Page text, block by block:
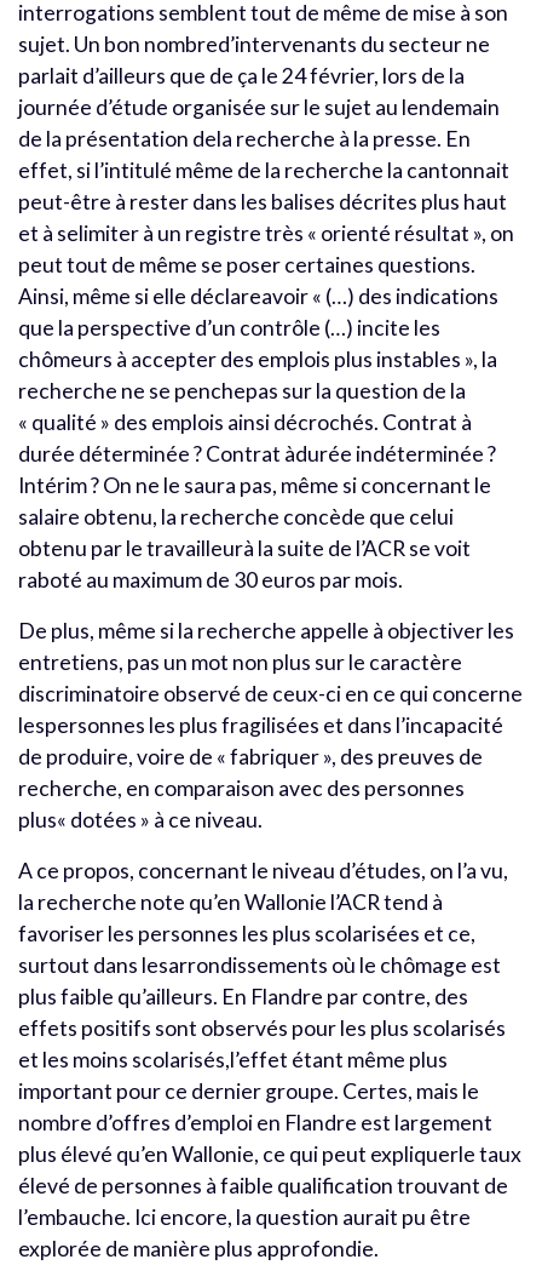
interrogations semblent tout de même de mise à son
sujet. Un bon nombred’intervenants du secteur ne
parlait d’ailleurs que de ça le 24 février, lors de la
journée d’étude organisée sur le sujet au lendemain
de la présentation dela recherche à la presse. En
effet, si l’intitulé même de la recherche la cantonnait
peut-être à rester dans les balises décrites plus haut
et à selimiter à un registre très « orienté résultat », on
peut tout de même se poser certaines questions.
Ainsi, même si elle déclareavoir « (…) des indications
que la perspective d’un contrôle (…) incite les
chômeurs à accepter des emplois plus instables », la
recherche ne se penchepas sur la question de la
« qualité » des emplois ainsi décrochés. Contrat à
durée déterminée ? Contrat àdurée indéterminée ?
Intérim ? On ne le saura pas, même si concernant le
salaire obtenu, la recherche concède que celui
obtenu par le travailleurà la suite de l’ACR se voit
raboté au maximum de 30 euros par mois.
De plus, même si la recherche appelle à objectiver les
entretiens, pas un mot non plus sur le caractère
discriminatoire observé de ceux-ci en ce qui concerne
lespersonnes les plus fragilisées et dans l’incapacité
de produire, voire de « fabriquer », des preuves de
recherche, en comparaison avec des personnes
plus« dotées » à ce niveau.
A ce propos, concernant le niveau d’études, on l’a vu,
la recherche note qu’en Wallonie l’ACR tend à
favoriser les personnes les plus scolarisées et ce,
surtout dans lesarrondissements où le chômage est
plus faible qu’ailleurs. En Flandre par contre, des
effets positifs sont observés pour les plus scolarisés
et les moins scolarisés,l’effet étant même plus
important pour ce dernier groupe. Certes, mais le
nombre d’offres d’emploi en Flandre est largement
plus élevé qu’en Wallonie, ce qui peut expliquerle taux
élevé de personnes à faible qualification trouvant de
l’embauche. Ici encore, la question aurait pu être
explorée de manière plus approfondie.